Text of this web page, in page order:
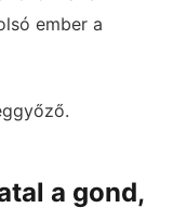
ember a
a gond,